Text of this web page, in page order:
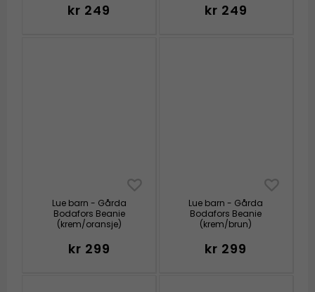
kr 249 kr 249
Lue barn - Gårda
Bodafors Beanie
(krem/oransje)
kr 299
Lue barn - Gårda
Bodafors Beanie
(krem/brun)
kr 299